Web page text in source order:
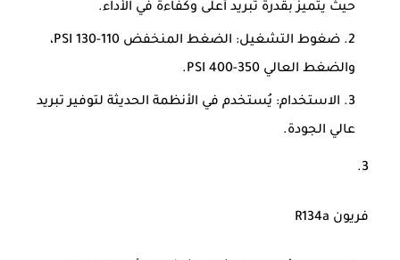
حيث يتميز بقدرة تبريد أعلى وكفاءة في الأداء.
ضغوط التشغيل
: الضغط المنخفض 110-130 PSI،
والضغط العالي 350-400 PSI.
الاستخدام: يُستخدم في الأنظمة الحديثة لتوفير تبريد
عالي الجودة.
فريون R134a